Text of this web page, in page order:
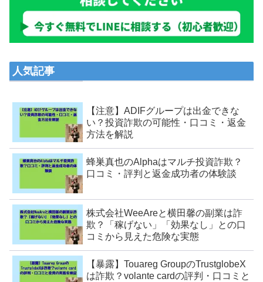
人気記事
【注意】ADIFグループは出金できな
い？投資詐欺の可能性・口コミ・返金
方法を解説
蜂巣真也のAlphaはマルチ投資詐欺？
口コミ・評判と返金成功者の体験談
株式会社WeeAreと横田馨の副業は詐
欺？「稼げない」「効果なし」との口
コミから見えた危険な実態
【暴露】Touareg GroupのTrustglobeX
は詐欺？volante cardの評判・口コミと